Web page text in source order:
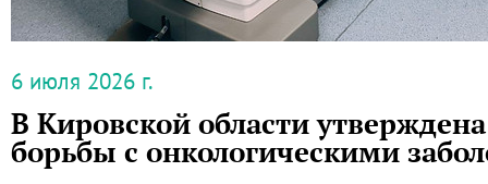
6 июля 2026 г.
В Кировской области
борьбы с онкологическими